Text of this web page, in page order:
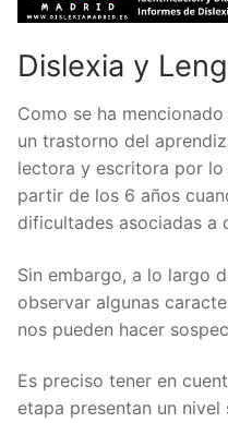
Dislexia y
Como se ha
un trastorno del
lectora y escritora por lo
partir de los 6 años
dificultades asociadas a
Sin embargo, a lo largo
observar algunas
nos pueden hacer
Es preciso tener en
etapa presentan un